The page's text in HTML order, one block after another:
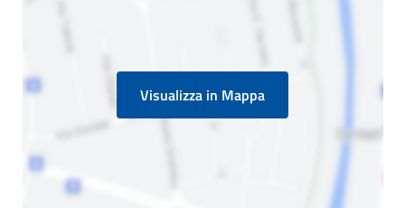
Visualizza in Mappa